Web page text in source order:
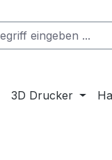
3D Drucker